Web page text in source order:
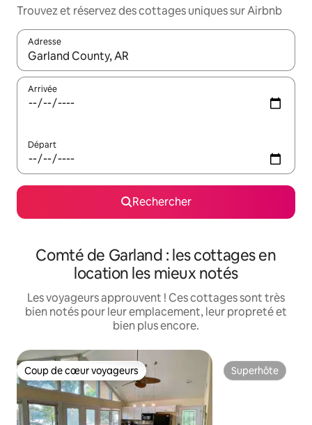
Trouvez et réservez des cottages uniques sur Airbnb
Adresse
Lorsque les résultats s'affichent, utilisez les flèches vers le
Arrivée
Départ
Rechercher
Comté de Garland : les cottages en
location les mieux notés
Les voyageurs approuvent ! Ces cottages sont très
bien notés pour leur emplacement, leur propreté et
bien plus encore.
Coup de cœur voyageurs
Coup de cœur voyageurs Superhôte
Superhôte